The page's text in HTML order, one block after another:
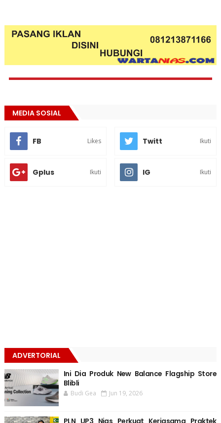
MEDIA SOSIAL
FB Likes Twitt Ikuti
Gplus Ikuti IG Ikuti
ADVERTORIAL
Ini Dia Produk New Balance Flagship Store
Blibli
Budi Gea Jun 19, 2026